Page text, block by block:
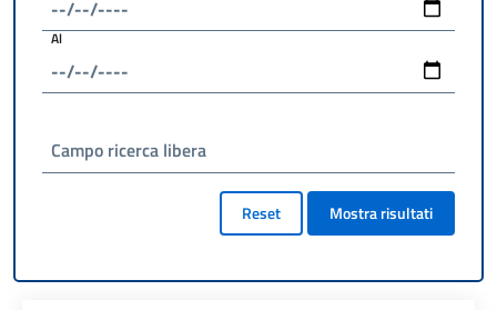
Al
Campo ricerca libera
Reset Mostra risultati